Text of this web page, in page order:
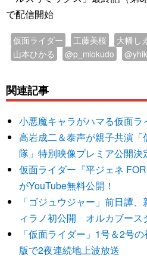
で配信開始
仮面ライダー 工藤美桜 大幡し
山本ひかる
@p_miokudo
関連記事
小悪魔キャラがハマる仮面
高岩成二＆泰声が親子共演
隊」特別映像プレミア公開
仮面ライダー『平ジェネ
がYouTube無料公開！
「ゴジュウジャー」前日譚
ィラノ初公開 オルカブース
「仮面ライダー」1号＆2号
版で2夜連続地上波放送